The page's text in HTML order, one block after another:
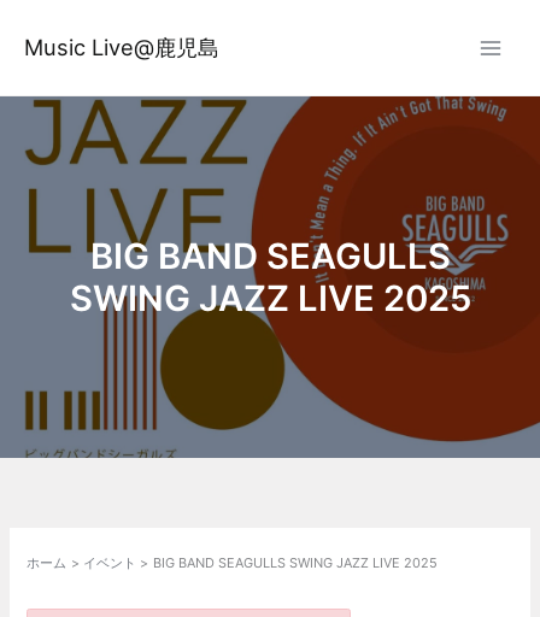
ス
Music Live@鹿児島
BIG BAND SEAGULLS
SWING JAZZ LIVE 2025
ホーム イベント BIG BAND SEAGULLS SWING JAZZ LIVE 2025